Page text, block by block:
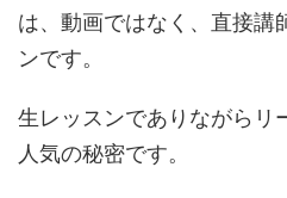
は、動画ではなく、直接講
ンです。
生レッスンでありながらリ
人気の秘密です。